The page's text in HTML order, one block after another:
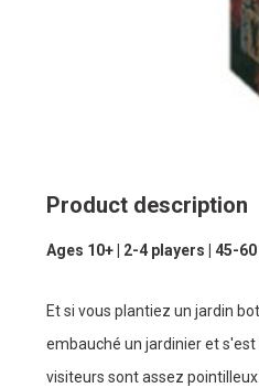
Product description
Ages 10+ | 2-4 players | 45-
Et si vous plantiez un jardin
embauché un jardinier et
visiteurs sont assez